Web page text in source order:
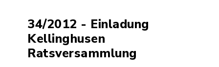
34/2012 - Einladung
Kellinghusen
Ratsversammlung